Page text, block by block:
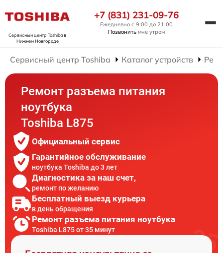
Сервисный центр Toshibaв
Нижнем Новгороде
+7 (831) 231-09-76
Ежедневно с 9:00 до 21:00
Позвонить мне утром
Сервисный центр Toshiba Каталог устройств
Ремонт разъема питания
ноутбука
Toshiba L875
Официальный сервис
Гарантийное обслуживание
ноутбука Toshiba до 3 лет
Диагностика за наш счет,
ремонт по желанию
Бесплатный выезд курьера
в день обращения
Ремонт разъема питания ноутбука
Toshiba L875 от 35 минут